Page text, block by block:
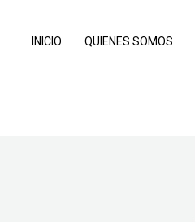
INICIO QUIENES SOMOS